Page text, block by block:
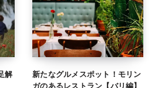
解
新たなグルメスポット！モリン
ガのあるレストラン【バリ編】